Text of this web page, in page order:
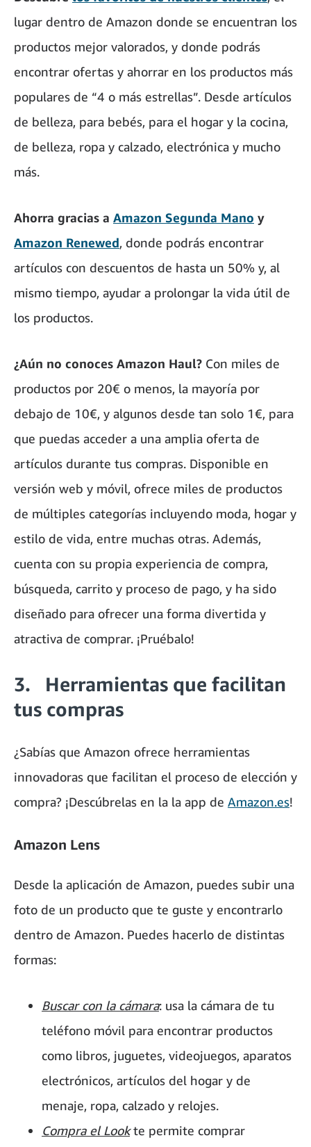
lugar dentro de Amazon donde se encuentran los
productos mejor valorados, y donde podrás
encontrar ofertas y ahorrar en los productos más
populares de “4 o más estrellas”. Desde artículos
de belleza, para bebés, para el hogar y la cocina,
de belleza, ropa y calzado, electrónica y mucho
más.
Ahorra gracias a Amazon Segunda Mano y
Amazon Renewed, donde podrás encontrar
artículos con descuentos de hasta un 50% y, al
mismo tiempo, ayudar a prolongar la vida útil de
los productos.
¿Aún no conoces Amazon Haul? Con miles de
productos por 20€ o menos, la mayoría por
debajo de 10€, y algunos desde tan solo 1€, para
que puedas acceder a una amplia oferta de
artículos durante tus compras. Disponible en
versión web y móvil, ofrece miles de productos
de múltiples categorías incluyendo moda, hogar y
estilo de vida, entre muchas otras. Además,
cuenta con su propia experiencia de compra,
búsqueda, carrito y proceso de pago, y ha sido
diseñado para ofrecer una forma divertida y
atractiva de comprar. ¡Pruébalo!
3. Herramientas que facilitan
tus compras
¿Sabías que Amazon ofrece herramientas
innovadoras que facilitan el proceso de elección y
compra? ¡Descúbrelas en la la app de Amazon.es!
Amazon Lens
Desde la aplicación de Amazon, puedes subir una
foto de un producto que te guste y encontrarlo
dentro de Amazon. Puedes hacerlo de distintas
formas:
Buscar con la cámara: usa la cámara de tu
teléfono móvil para encontrar productos
como libros, juguetes, videojuegos, aparatos
electrónicos, artículos del hogar y de
menaje, ropa, calzado y relojes.
Compra el Lookte permite comprar